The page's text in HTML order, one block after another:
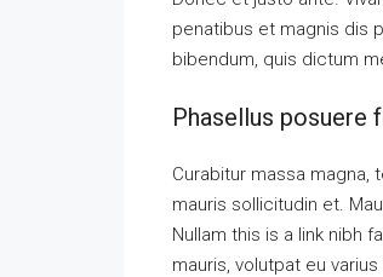
penatibus et magnis dis
bibendum, quis dictum
Phasellus
Curabitur massa magna,
mauris sollicitudin et.
Nullam this is a link nibh
mauris, volutpat eu